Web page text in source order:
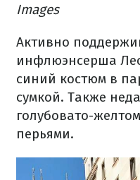
Images
Активно
инфлюэнсерша
синий костюм в
сумкой. Также
голубовато-
перьями.